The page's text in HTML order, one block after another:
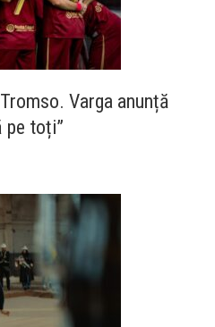
Varga anunță
pe toți”